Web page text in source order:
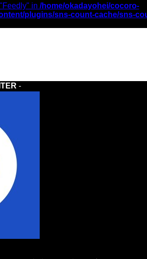
in /home/okadayohei/cocoro-
plugins/sns-count-cache/sns-
-